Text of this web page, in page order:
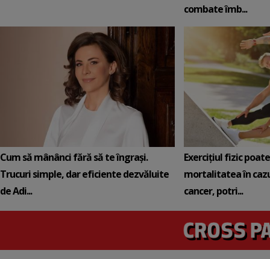
combate îmb...
Cum să mânânci fără să te îngrași.
Trucuri simple, dar eficiente dezvăluite
de Adi...
Exercițiul fizic
mortalitatea în
cancer, potri...